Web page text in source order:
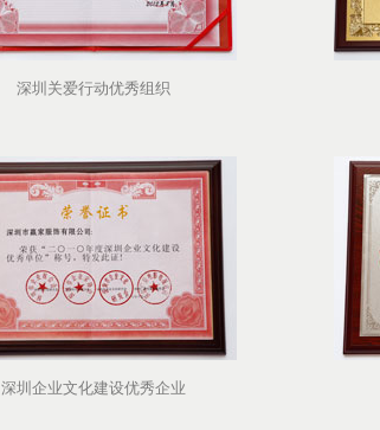
深圳关爱行动优秀组织
深圳企业文化建设优秀企业